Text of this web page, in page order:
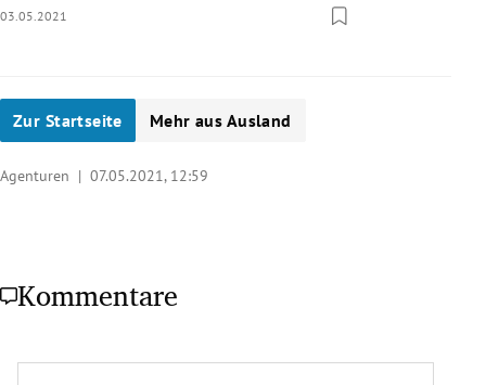
03.05.2021
Zur Startseite Mehr aus Ausland
Agenturen | 07.05.2021, 12:59
Kommentare